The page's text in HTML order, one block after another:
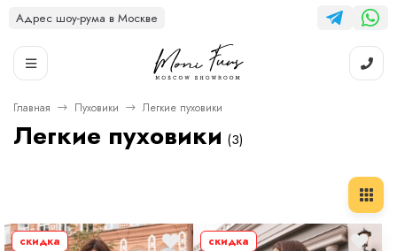
Адрес шоу-рума в Москве
Главная Пуховики Легкие пуховики
Легкие пуховики (3)
скидка
скидка